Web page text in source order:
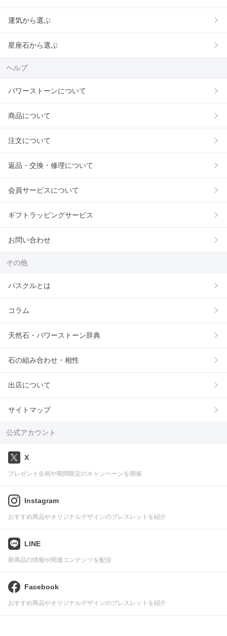
運気から選ぶ
星座石から選ぶ
ヘルプ
パワーストーンについて
商品について
注文について
返品・交換・修理について
会員サービスについて
ギフトラッピングサービス
お問い合わせ
その他
パスクルとは
コラム
天然石・パワーストーン辞典
石の組み合わせ・相性
出店について
サイトマップ
公式アカウント
X
プレゼント企画や期間限定のキャンペーンを開催
Instagram
おすすめ商品やオリジナルデザインのブレスレットを紹介
LINE
新商品の情報や関連コンテンツを配信
Facebook
おすすめ商品やオリジナルデザインのブレスレットを紹介